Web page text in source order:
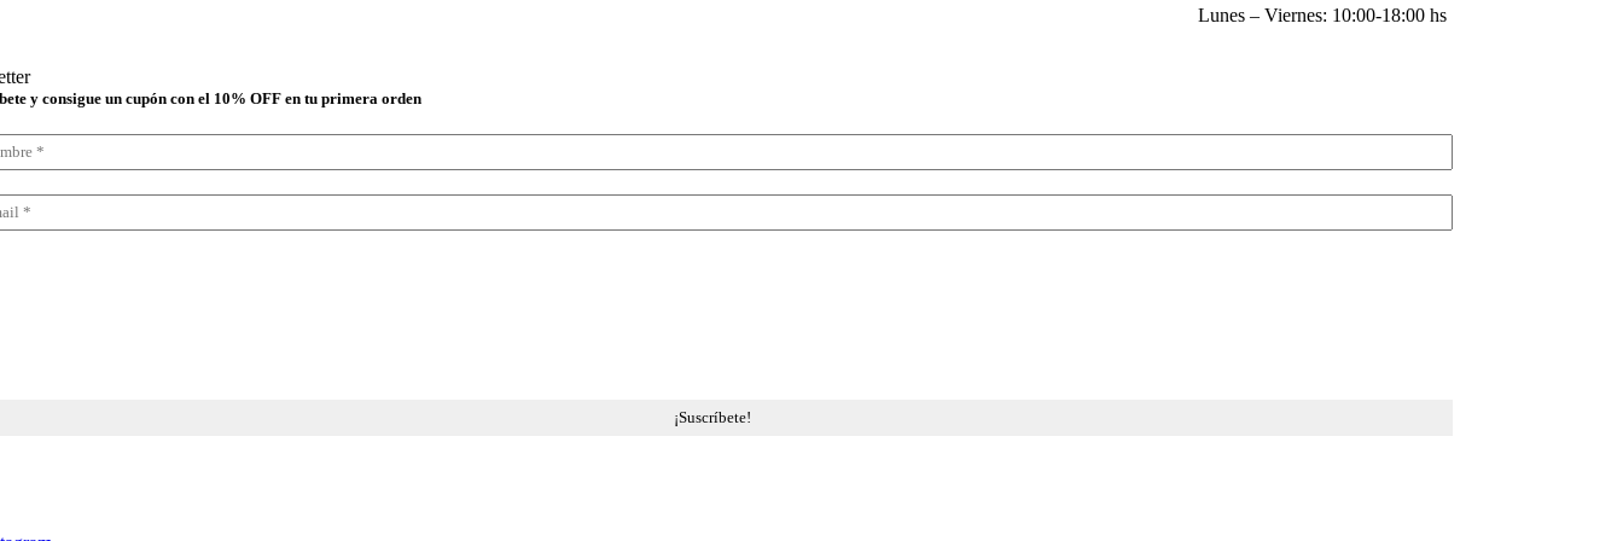
Lunes – Viernes: 10:00-18:00 hs
y consigue un cupón con el 10% OFF en tu primera orden